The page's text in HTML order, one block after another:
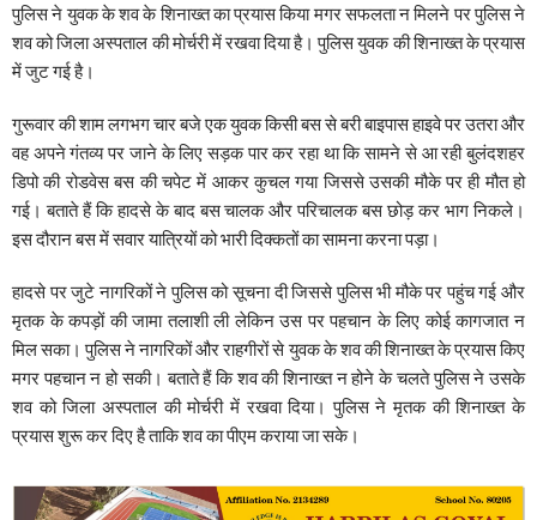
पुलिस ने युवक के शव के शिनाख्त का प्रयास किया मगर सफलता न मिलने पर पुलिस ने
शव को जिला अस्पताल की मोर्चरी में रखवा दिया है। पुलिस युवक की शिनाख्त के प्रयास
में जुट गई है।
गुरूवार की शाम लगभग चार बजे एक युवक किसी बस से बरी बाइपास हाइवे पर उतरा और
वह अपने गंतव्य पर जाने के लिए सड़क पार कर रहा था कि सामने से आ रही बुलंदशहर
डिपो की रोडवेस बस की चपेट में आकर कुचल गया जिससे उसकी मौके पर ही मौत हो
गई। बताते हैं कि हादसे के बाद बस चालक और परिचालक बस छोड़ कर भाग निकले।
इस दौरान बस में सवार यात्रियों को भारी दिक्कतों का सामना करना पड़ा।
हादसे पर जुटे नागरिकों ने पुलिस को सूचना दी जिससे पुलिस भी मौके पर पहुंच गई और
मृतक के कपड़ों की जामा तलाशी ली लेकिन उस पर पहचान के लिए कोई कागजात न
मिल सका। पुलिस ने नागरिकों और राहगीरों से युवक के शव की शिनाख्त के प्रयास किए
मगर पहचान न हो सकी। बताते हैं कि शव की शिनाख्त न होने के चलते पुलिस ने उसके
शव को जिला अस्पताल की मोर्चरी में रखवा दिया। पुलिस ने मृतक की शिनाख्त के
प्रयास शुरू कर दिए है ताकि शव का पीएम कराया जा सके।